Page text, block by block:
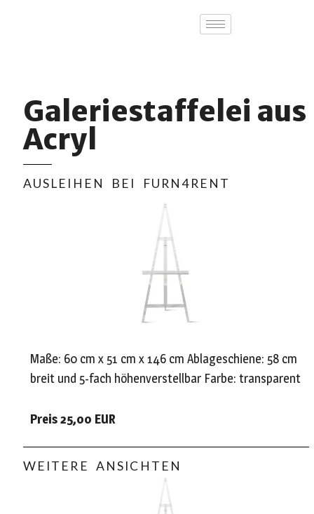
Galeriestaffelei aus
Acryl
AUSLEIHEN BEI FURN4RENT
Maße: 60 cm x 51 cm x 146 cm Ablageschiene: 58 cm
breit und 5-fach höhenverstellbar Farbe: transparent
Preis 25,00 EUR
WEITERE ANSICHTEN